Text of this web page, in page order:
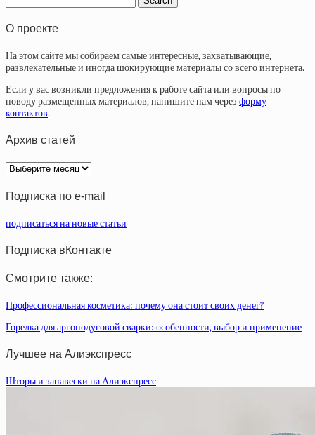
О проекте
На этом сайте мы собираем самые интересные, захватывающие,
развлекательные и иногда шокирующие материалы со всего интернета.
Если у вас возникли предложения к работе сайта или вопросы по
поводу размещенных материалов, напишите нам через форму
контактов.
Архив статей
Архив
статей
Подписка по e-mail
подписаться на новые статьи
Подписка вКонтакте
Смотрите также:
Профессиональная косметика: почему она стоит своих денег?
Горелка для аргонодуговой сварки: особенности, выбор и применение
Лучшее на Алиэкспресс
Шторы и занавески на Алиэкспресс